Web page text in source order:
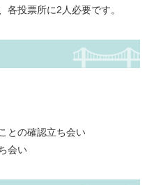
各投票所に2人必要です。
との確認立ち会い
会い